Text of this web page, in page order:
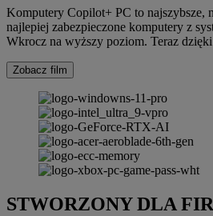
Komputery Copilot+ PC to najszybsze,
najlepiej zabezpieczone komputery z
Wkrocz na wyższy poziom. Teraz
Zobacz film
STWORZONY DLA